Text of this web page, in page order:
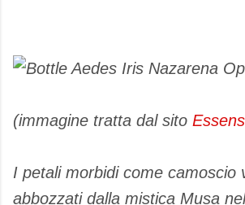
(immagine tratta dal sito
I petali morbidi come camoscio
abbozzati dalla mistica Musa